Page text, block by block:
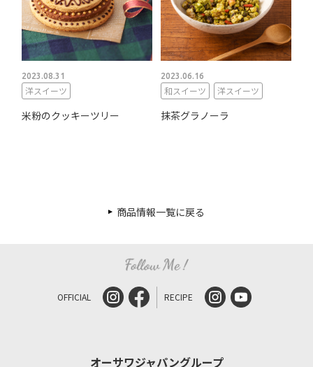
2023.08.31
洋スイーツ
米粉のクッキーツリー
2023.06.16
和スイーツ 洋スイーツ
抹茶グラノーラ
商品情報一覧に戻る
OFFICIAL RECIPE
オーサワジャパングループ